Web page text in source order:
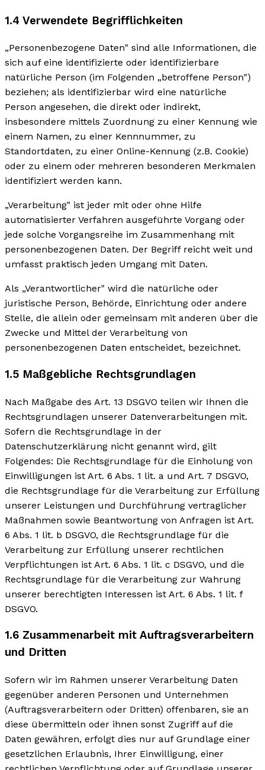
1.4 Verwendete Begrifflichkeiten
„Personenbezogene Daten" sind alle Informationen, die
sich auf eine identifizierte oder identifizierbare
natürliche Person (im Folgenden „betroffene Person")
beziehen; als identifizierbar wird eine natürliche
Person angesehen, die direkt oder indirekt,
insbesondere mittels Zuordnung zu einer Kennung wie
einem Namen, zu einer Kennnummer, zu
Standortdaten, zu einer Online-Kennung (z.B. Cookie)
oder zu einem oder mehreren besonderen Merkmalen
identifiziert werden kann.
„Verarbeitung" ist jeder mit oder ohne Hilfe
automatisierter Verfahren ausgeführte Vorgang oder
jede solche Vorgangsreihe im Zusammenhang mit
personenbezogenen Daten. Der Begriff reicht weit und
umfasst praktisch jeden Umgang mit Daten.
Als „Verantwortlicher" wird die natürliche oder
juristische Person, Behörde, Einrichtung oder andere
Stelle, die allein oder gemeinsam mit anderen über die
Zwecke und Mittel der Verarbeitung von
personenbezogenen Daten entscheidet, bezeichnet.
1.5 Maßgebliche Rechtsgrundlagen
Nach Maßgabe des Art. 13 DSGVO teilen wir Ihnen die
Rechtsgrundlagen unserer Datenverarbeitungen mit.
Sofern die Rechtsgrundlage in der
Datenschutzerklärung nicht genannt wird, gilt
Folgendes: Die Rechtsgrundlage für die Einholung von
Einwilligungen ist Art. 6 Abs. 1 lit. a und Art. 7 DSGVO,
die Rechtsgrundlage für die Verarbeitung zur Erfüllung
unserer Leistungen und Durchführung vertraglicher
Maßnahmen sowie Beantwortung von Anfragen ist Art.
6 Abs. 1 lit. b DSGVO, die Rechtsgrundlage für die
Verarbeitung zur Erfüllung unserer rechtlichen
Verpflichtungen ist Art. 6 Abs. 1 lit. c DSGVO, und die
Rechtsgrundlage für die Verarbeitung zur Wahrung
unserer berechtigten Interessen ist Art. 6 Abs. 1 lit. f
DSGVO.
1.6 Zusammenarbeit mit Auftragsverarbeitern
und Dritten
Sofern wir im Rahmen unserer Verarbeitung Daten
gegenüber anderen Personen und Unternehmen
(Auftragsverarbeitern oder Dritten) offenbaren, sie an
diese übermitteln oder ihnen sonst Zugriff auf die
Daten gewähren, erfolgt dies nur auf Grundlage einer
gesetzlichen Erlaubnis, Ihrer Einwilligung, einer